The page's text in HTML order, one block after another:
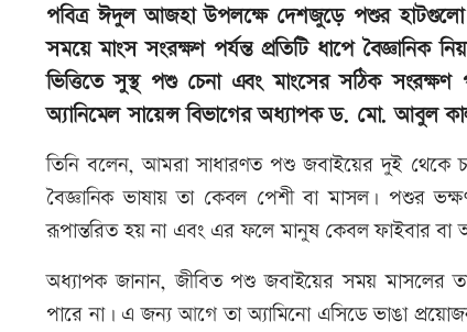
পবিত্র ঈদুল আজহা উপলক্ষে দেশজুড়ে পশুর
সময়ে মাংস সংরক্ষণ পর্যন্ত প্রতিটি ধাপে বৈজ্ঞানিক
ভিত্তিতে সুস্থ পশু চেনা এবং মাংসের সঠিক সংরক্ষণ
অ্যানিমেল সায়েন্স বিভাগের অধ্যাপক ড. মো. আবুল
তিনি বলেন, আমরা সাধারণত পশু জবাইয়ের দুই থেকে
বৈজ্ঞানিক ভাষায় তা কেবল পেশী বা মাসল। পশুর
রূপান্তরিত হয় না এবং এর ফলে মানুষ কেবল ফাইবার বা
অধ্যাপক জানান, জীবিত পশু জবাইয়ের সময় মাসলের
পারে না। এ জন্য আগে তা অ্যামিনো এসিডে ভাঙা